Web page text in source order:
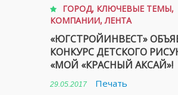
ГОРОД, КЛЮЧЕВЫЕ ТЕМЫ,
КОМПАНИИ,ЛЕНТА
«ЮГСТРОЙИНВЕСТ»
КОНКУРС ДЕТСКОГО
«МОЙ «КРАСНЫЙ АКСАЙ»!
29.05.2017
Печать